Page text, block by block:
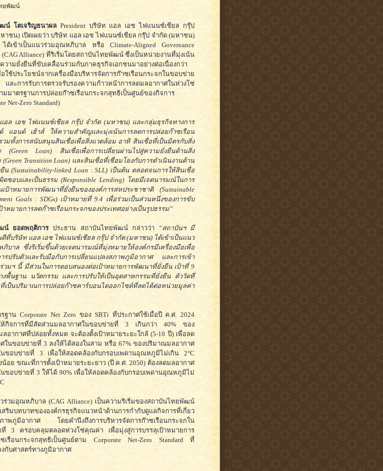
ยพัฒน์
น์ โตเจริญธนาผลPresident บริษัท แอล เอช ไฟแนนซ์เชียล กรุ๊ป
าชน) เปิดเผยว่า บริษัท แอล เอช ไฟแนนซ์เชียล กรุ๊ป จำกัด (มหาชน)
ได้เข้าเป็นแนวร่วมอุณหภิบาล หรือ Climate-Aligned Governance
(CAG Alliance) ที่ริเริ่มโดยสถาบันไทยพัฒน์ ซึ่งเป็นหน่วยงานที่มุ่งเน้น
วามยั่งยืนที่ขับเคลื่อนร่วมกับภาคธุรกิจเอกชนมาอย่างต่อเนื่องกว่า
ใช้ประโยชน์จากเครื่องมือบริหารจัดการก๊าซเรือนกระจกในขอบข่าย
การรับการตรวจรับรองความก้าวหน้าการลดมลอากาศในห่วงโซ่
มาตรฐานการปล่อยก๊าซเรือนกระจกสุทธิเป็นศูนย์ของกิจการ
Net-Zero Standard)
อล เอช ไฟแนนซ์เชียล กรุ๊ป จำกัด (มหาชน) และกลุ่มธุรกิจทางการ
แอนด์ เฮ้าส์ ให้ความสำคัญและมุ่งเน้นการลดการปล่อยก๊าซเรือน
วมทั้งการสนับสนุนสินเชื่อเพื่อสิ่งแวดล้อม อาทิ สินเชื่อที่เป็นมิตรกับสิ่ง
(Green Loan) สินเชื่อเพื่อการเปลี่ยนผ่านไปสู่ความยั่งยืนด้านสิ่ง
Transition Loan) และสินเชื่อที่เชื่อมโยงกับการดำเนินงานด้าน
น (Sustainability-linked Loan : SLL) เป็นต้น ตลอดจนการให้สินเชื่อ
ดชอบและเป็นธรรม (Responsible Lending) โดยมีเจตนารมณ์ในการ
ป้าหมายการพัฒนาที่ยั่งยืนขององค์การสหประชาชาติ (Sustainable
Goals : SDGs) เป้าหมายที่ 9.4 เพื่อร่วมเป็นส่วนหนึ่งของการขับ
าหมายการลดก๊าซเรือนกระจกของประเทศอย่างเป็นรูปธรรม”
น์ ยอดพฤติการ ประธาน สถาบันไทยพัฒน์ กล่าวว่า
“สถาบันฯ มี
ที่บริษัท แอล เอช ไฟแนนซ์เชียล กรุ๊ป จำกัด (มหาชน) ได้เข้าเป็นแนว
บาล ซึ่งริเริ่มขึ้นด้วยเจตนารมณ์ที่มุ่งหมายให้องค์กรมีเครื่องมือเพื่อ
รปรับตัวและรับมือกับการเปลี่ยนแปลงสภาพภูมิอากาศ และการเข้า
วมฯ นี้ มีส่วนในการตอบสนองต่อเป้าหมายการพัฒนาที่ยั่งยืน เป้าที่ 9
งพื้นฐาน นวัตกรรม และการปรับให้เป็นอุตสาหกรรมที่ยั่งยืน ตัววัดที่
ป็นปริมาณการปล่อยก๊าซคาร์บอนไดออกไซด์ที่ลดได้ต่อหน่วยมูลค่า
ฐาน Corporate Net Zero ของ SBTi ที่ประกาศใช้เมื่อปี ค.ศ. 2024
ห้กิจการที่มีสัดส่วนมลอากาศในขอบข่ายที่ 3 เกินกว่า 40% ของ
อากาศที่ปล่อยทั้งหมด จะต้องตั้งเป้าหมายระยะใกล้ (5-10 ปี) เพื่อลด
ในขอบข่ายที่ 3 ลงให้ได้สองในสาม หรือ 67% ของปริมาณมลอากาศ
ขอบข่ายที่ 3 เพื่อให้สอดคล้องกับกรอบเพดานอุณหภูมิไม่เกิน 2°C
น้อย ขณะที่การตั้งเป้าหมายระยะยาว (ปี ค.ศ. 2050) ต้องลดมลอากาศ
ขอบข่ายที่ 3 ให้ได้ 90% เพื่อให้สอดคล้องกับกรอบเพดานอุณหภูมิไม่
ร่วมอุณหภิบาล (CAG Alliance) เป็นความริเริ่มของสถาบันไทยพัฒน์
สริมบทบาทขององค์กรธุรกิจแนวหน้าด้านการกำกับดูแลกิจการที่เกี่ยว
าพภูมิอากาศ โดยคำนึงถึงการบริหารจัดการก๊าซเรือนกระจกใน
3 ครอบคลุมตลอดห่วงโซ่คุณค่า เพื่อมุ่งสู่การบรรลุเป้าหมายการ
เรือนกระจกสุทธิเป็นศูนย์ตาม Corporate Net-Zero Standard ที่
กับศาสตร์ทางภูมิอากาศ